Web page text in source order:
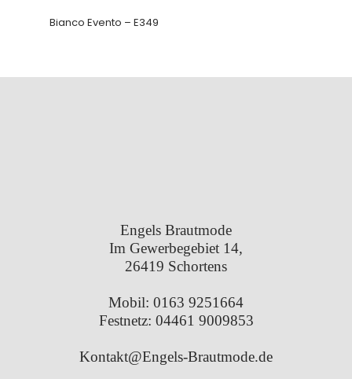
Bianco Evento – E349
Engels Brautmode
Im Gewerbegebiet 14,
26419 Schortens
Mobil: 0163 9251664
Festnetz: 04461 9009853
Kontakt@Engels-Brautmode.de